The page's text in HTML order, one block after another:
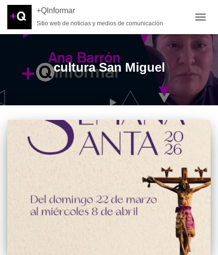
+QInformar
Sitio web de noticias y medios de comunicación
cultura San Miguel